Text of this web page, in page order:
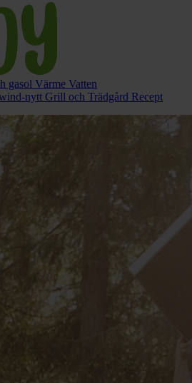
gasol Värme Vatten
nytt Grill och Trädgård Recept